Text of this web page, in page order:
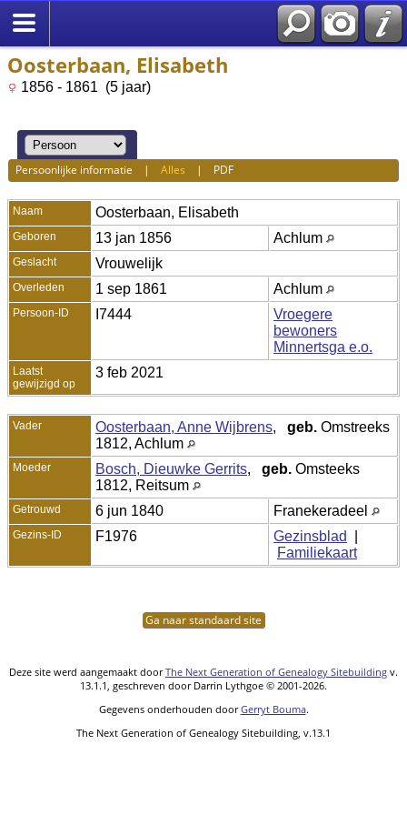
Oosterbaan, Elisabeth
1856 - 1861 (5 jaar)
Persoonlijke informatie |Alles | PDF
Naam Oosterbaan, Elisabeth
Geboren 13 jan 1856 Achlum
Geslacht Vrouwelijk
Overleden 1 sep 1861 Achlum
Persoon-ID I7444
Vroegere
bewoners
Minnertsga e.o.
Laatst
gewijzigd op
3 feb 2021
Vader Oosterbaan, Anne Wijbrens, geb. Omstreeks
1812, Achlum
Moeder Bosch, Dieuwke Gerrits, geb. Omsteeks
1812, Reitsum
Getrouwd 6 jun 1840 Franekeradeel
Gezins-ID F1976 Gezinsblad
Familiekaart
Ga naar standaard site
Deze site werd aangemaakt doorThe Next Generation of Genealogy Sitebuilding v.
13.1.1, geschreven door Darrin Lythgoe © 2001-2026.
Gegevens onderhouden doorGerryt Bouma.
The Next Generation of Genealogy Sitebuilding, v.13.1